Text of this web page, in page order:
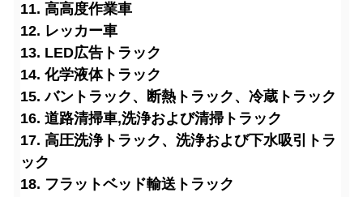
11. 高高度作業車
12. レッカー車
13. LED広告トラック
14. 化学液体トラック
15. バントラック、断熱トラック、冷蔵トラック
16. 道路清掃車,洗浄および清掃トラック
17. 高圧洗浄トラック、洗浄および下水吸引トラ
ック
18. フラットベッド輸送トラック